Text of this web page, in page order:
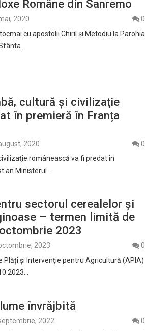
Române din Sanremo
2020
0
cu apostolii Chiril și Metodiu la Parohia
cultură şi civilizaţie
în premieră în Franța
2020
0
românească va fi predat în
an Ministerul…
sectorul cerealelor și
– termen limită de
2023
2023
0
Plăți și Intervenție pentru Agricultură (APIA)
învrăjbită
2022
0